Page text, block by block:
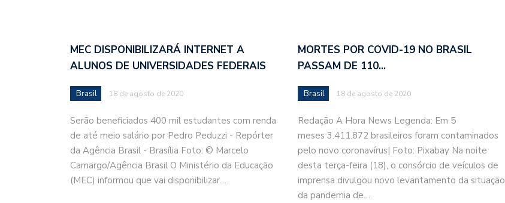
MEC DISPONIBILIZARÁ INTERNET A
ALUNOS DE UNIVERSIDADES FEDERAIS
Brasil 18 de agosto de 2020
Serão beneficiados 400 mil estudantes com renda
de até meio salário por Pedro Peduzzi - Repórter
da Agência Brasil - Brasília Foto: © Marcelo
Camargo/Agência Brasil O Ministério da Educação
(MEC) informou que vai disponibilizar…
MORTES POR COVID-19 NO BRASIL
PASSAM DE 110…
Brasil 18 de agosto de 2020
Redação A Hora News Legenda: Em 5
meses 3.411.872 brasileiros foram contaminados
pelo novo coronavírus| Foto: Pixabay Na noite
desta terça-feira (18), o consórcio de veículos de
imprensa divulgou novo levantamento da situação
da pandemia de…